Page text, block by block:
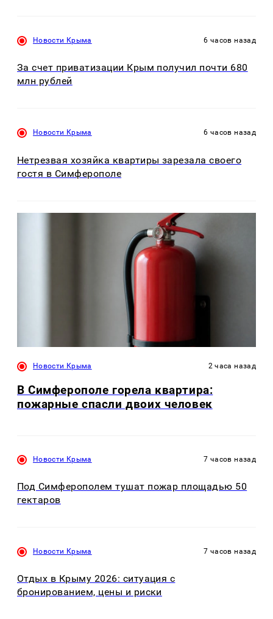
Новости Крыма 6 часов назад
За счет приватизации Крым получил почти 680
млн рублей
Новости Крыма 6 часов назад
Нетрезвая хозяйка квартиры зарезала своего
гостя в Симферополе
Новости Крыма 2 часа назад
В Симферополе горела квартира:
пожарные спасли двоих человек
Новости Крыма 7 часов назад
Под Симферополем тушат пожар площадью 50
гектаров
Новости Крыма 7 часов назад
Отдых в Крыму 2026: ситуация с
бронированием, цены и риски